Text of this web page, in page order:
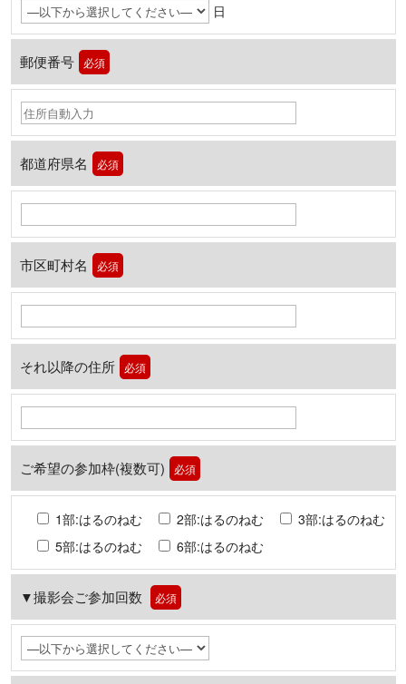
日
郵便番号 必須
都道府県名 必須
市区町村名 必須
それ以降の住所 必須
ご希望の参加枠(複数可) 必須
1部:はるのねむ 2部:はるのねむ
3部:はるのねむ
5部:はるのねむ
6部:はるのねむ
▼撮影会ご参加回数 必須